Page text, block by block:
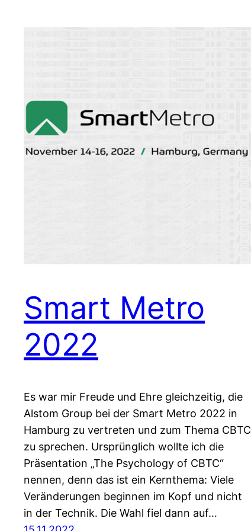
Smart Metro
2022
Es war mir Freude und Ehre gleichzeitig, die
Alstom Group bei der Smart Metro 2022 in
Hamburg zu vertreten und zum Thema CBTC
zu sprechen. Ursprünglich wollte ich die
Präsentation „The Psychology of CBTC“
nennen, denn das ist ein Kernthema: Viele
Veränderungen beginnen im Kopf und nicht
in der Technik. Die Wahl fiel dann auf…